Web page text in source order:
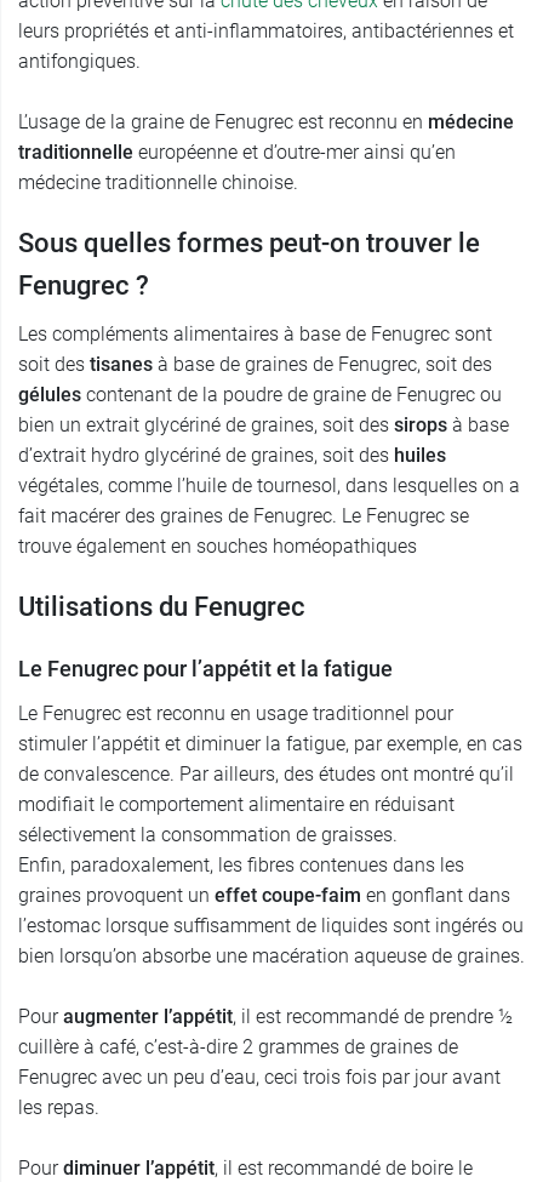
leurs propriétés et anti-inflammatoires, antibactériennes et
antifongiques.
L’usage de la graine de Fenugrec est reconnu en médecine
traditionnelle européenne et d’outre-mer ainsi qu’en
médecine traditionnelle chinoise.
Sous quelles formes peut-on trouver le
Fenugrec ?
Les compléments alimentaires à base de Fenugrec sont
soit des tisanes à base de graines de Fenugrec, soit des
gélules contenant de la poudre de graine de Fenugrec ou
bien un extrait glycériné de graines, soit des sirops à base
d’extrait hydro glycériné de graines, soit des huiles
végétales, comme l’huile de tournesol, dans lesquelles on a
fait macérer des graines de Fenugrec. Le Fenugrec se
trouve également en souches homéopathiques
Utilisations du Fenugrec
Le Fenugrec pour l’appétit et la fatigue
Le Fenugrec est reconnu en usage traditionnel pour
stimuler l’appétit et diminuer la fatigue, par exemple, en cas
de convalescence. Par ailleurs, des études ont montré qu’il
modifiait le comportement alimentaire en réduisant
sélectivement la consommation de graisses.
Enfin, paradoxalement, les fibres contenues dans les
graines provoquent un effet coupe-faim en gonflant dans
l’estomac lorsque suffisamment de liquides sont ingérés ou
bien lorsqu’on absorbe une macération aqueuse de graines.
Pouraugmenter l’appétit, il est recommandé de prendre ½
cuillère à café, c’est-à-dire 2 grammes de graines de
Fenugrec avec un peu d’eau, ceci trois fois par jour avant
les repas.
Pourdiminuer l’appétit, il est recommandé de boire le